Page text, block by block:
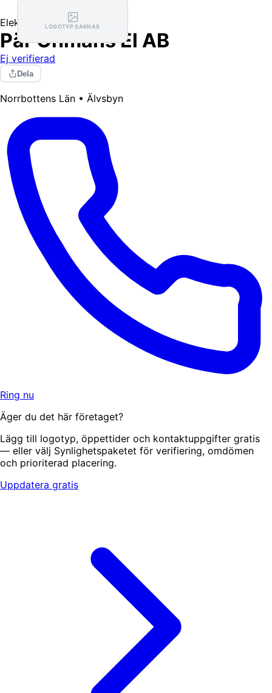
LOGOTYP SAKNAS
Elektriker
Pär Öhmans El AB
Ej verifierad
Dela
Norrbottens Län • Älvsbyn
Ring nu
Äger du det här företaget?
Lägg till logotyp, öppettider och kontaktuppgifter gratis
— eller välj Synlighetspaketet för verifiering, omdömen
och prioriterad placering.
Uppdatera gratis